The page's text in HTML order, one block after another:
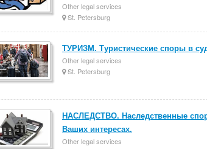
Other legal services
St. Petersburg
ТУРИЗМ. Туристические споры в
Other legal services
St. Petersburg
НАСЛЕДСТВО. Наследственные
Ваших интересах.
Other legal services